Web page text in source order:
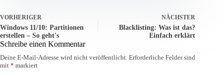
VORHERIGER
Windows 11/10: Partitionen
erstellen – So geht's
NÄCHSTER
Blacklisting: Was ist das?
Einfach erklärt
Schreibe einen Kommentar
Deine E-Mail-Adresse wird nicht veröffentlicht. Erforderliche Felder sind
mit * markiert